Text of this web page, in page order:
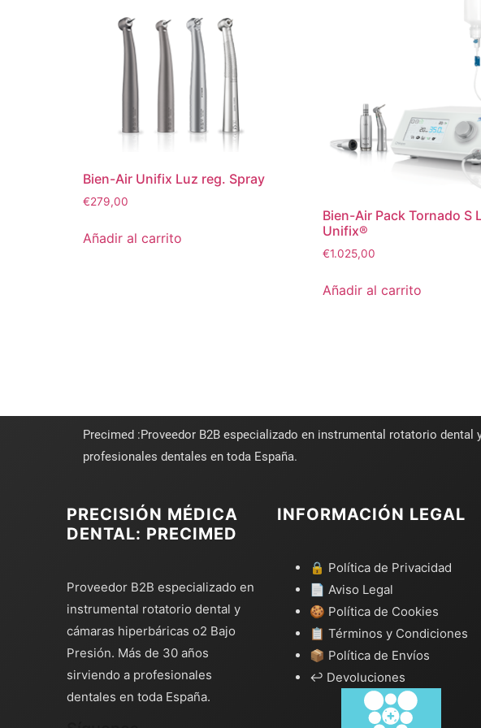
Bien-Air Unifix Luz reg. Spray
€279,00
Añadir al carrito
Bien-Air Pack Tornado S
Unifix®
€1.025,00
Añadir al carrito
Precimed :Proveedor B2B especializado en instrumental rotatorio
profesionales dentales en toda España.
PRECISIÓN MÉDICA
DENTAL: PRECIMED
Proveedor B2B especializado en
instrumental rotatorio dental y
cámaras hiperbáricas o2 Bajo
Presión. Más de 30 años
sirviendo a profesionales
dentales en toda España.
INFORMACIÓN LEGAL
🔒 Política de Privacidad
📄 Aviso Legal
🍪 Política de Cookies
📋 Términos y Condiciones
📦 Política de Envíos
↩️ Devoluciones